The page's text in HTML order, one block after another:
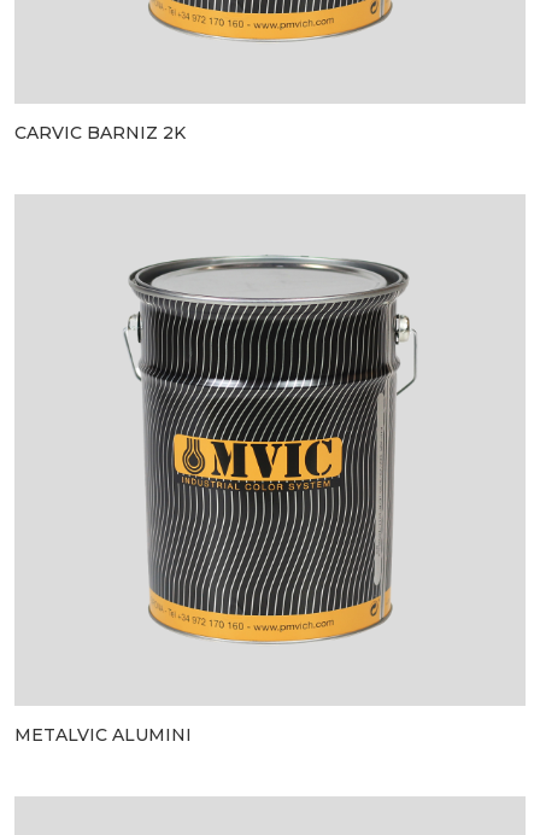
CARVIC BARNIZ 2K
METALVIC ALUMINI